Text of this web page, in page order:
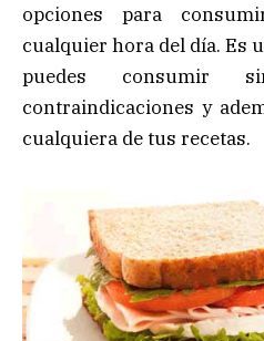
opciones para
cualquier hora del día. Es
puedes
contraindicaciones y
cualquiera de tus recetas.